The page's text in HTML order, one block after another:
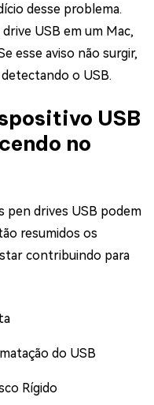
desse problema.
USB em um Mac,
esse aviso não surgir,
o USB.
USB
no
pen drives USB podem
resumidos os
contribuindo para
do USB
Rígido